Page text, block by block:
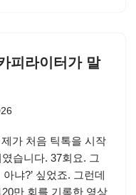
피라이터가 말
가 처음 틱톡을 시작
습니다. 37회요. 그
냐?’ 싶었죠. 그런데
만 회를 기록한 영상